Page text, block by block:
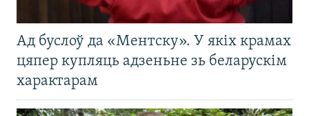
Ад буслоў да «Ментску». У якіх крамах
цяпер купляць адзеньне зь беларускім
характарам